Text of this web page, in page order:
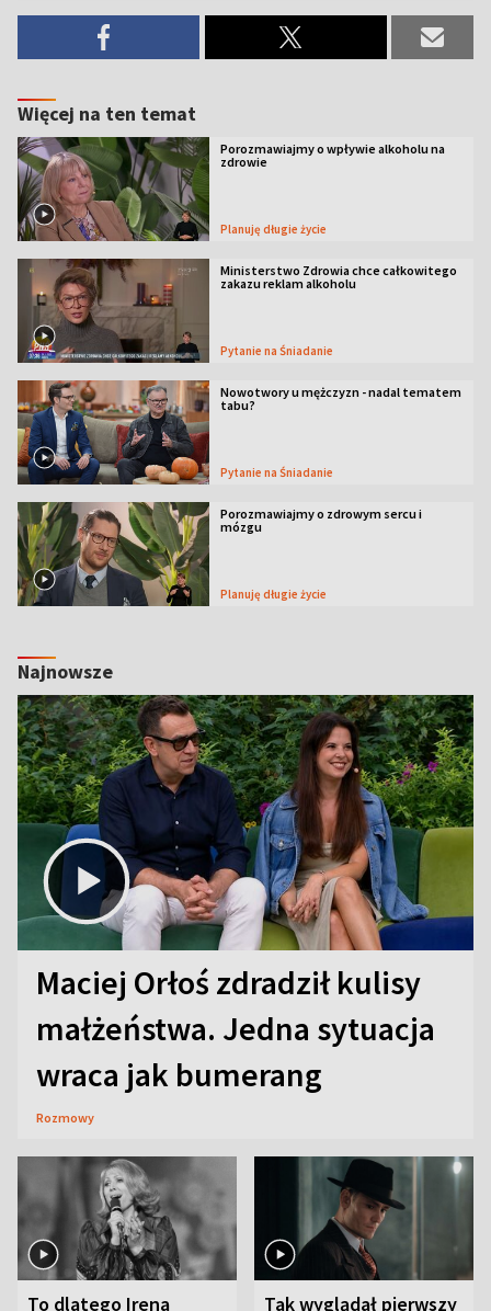
Więcej na ten temat
Porozmawiajmy o wpływie alkoholu na
zdrowie
Planuję długie życie
Ministerstwo Zdrowia chce całkowitego
zakazu reklam alkoholu
Pytanie na Śniadanie
Nowotwory u mężczyzn - nadal tematem
tabu?
Pytanie na Śniadanie
Porozmawiajmy o zdrowym sercu i
mózgu
Planuję długie życie
Najnowsze
Maciej Orłoś zdradził kulisy
małżeństwa. Jedna sytuacja
wraca jak bumerang
Rozmowy
To dlatego Irena Tak wyglądał pierwszy